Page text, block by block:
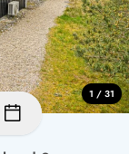
1 / 31